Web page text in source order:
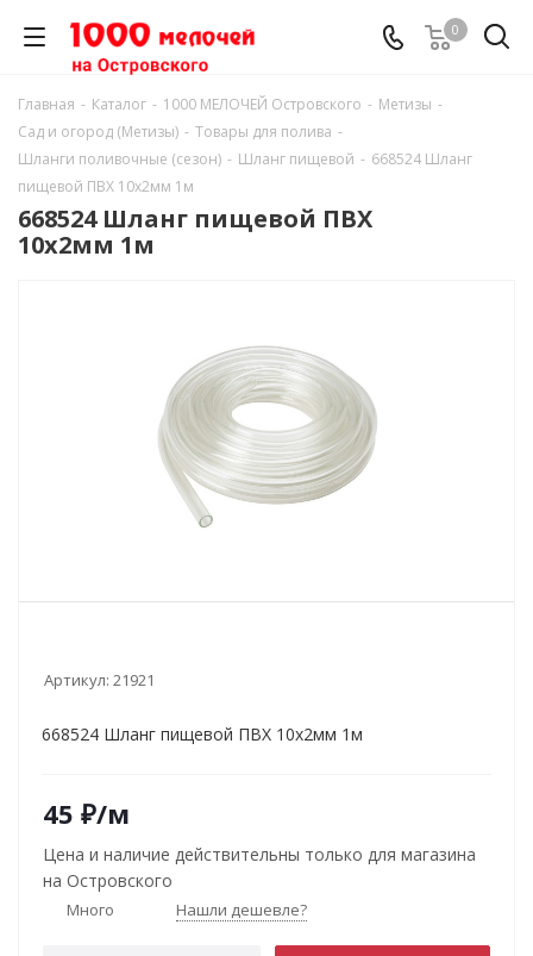
0
Главная - Каталог - 1000 МЕЛОЧЕЙ Островского - Метизы -
Сад и огород (Метизы) - Товары для полива -
Шланги поливочные (сезон) - Шланг пищевой - 668524 Шланг
пищевой ПВХ 10х2мм 1м
668524 Шланг пищевой ПВХ
10х2мм 1м
Артикул: 21921
668524 Шланг пищевой ПВХ 10х2мм 1м
45 ₽/м
Цена и наличие действительны только для магазина
на Островского
Много Нашли дешевле?